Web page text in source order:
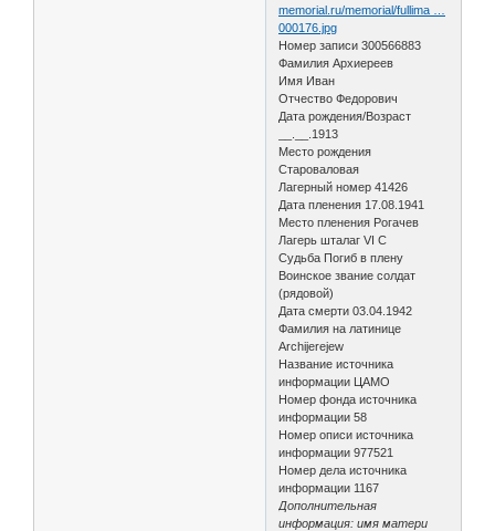
memorial.ru/memorial/fullima …
000176.jpg
Номер записи 300566883
Фамилия Архиереев
Имя Иван
Отчество Федорович
Дата рождения/Возраст
__.__.1913
Место рождения
Староваловая
Лагерный номер 41426
Дата пленения 17.08.1941
Место пленения Рогачев
Лагерь шталаг VI C
Судьба Погиб в плену
Воинское звание солдат
(рядовой)
Дата смерти 03.04.1942
Фамилия на латинице
Archijerejew
Название источника
информации ЦАМО
Номер фонда источника
информации 58
Номер описи источника
информации 977521
Номер дела источника
информации 1167
Дополнительная
информация: имя матери